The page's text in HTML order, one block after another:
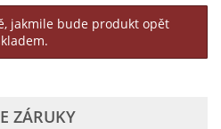
jakmile bude produkt opět
ZÁRUKY